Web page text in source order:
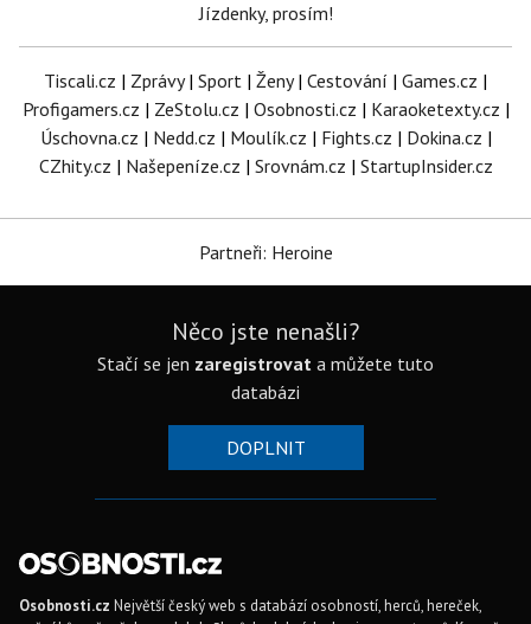
Jízdenky, prosím!
Tiscali.cz | Zprávy| Sport | Ženy| Cestování | Games.cz |
Profigamers.cz | ZeStolu.cz | Osobnosti.cz | Karaoketexty.cz |
Úschovna.cz | Nedd.cz | Moulík.cz | Fights.cz | Dokina.cz |
CZhity.cz | Našepeníze.cz | Srovnám.cz | StartupInsider.cz
Partneři: Heroine
Něco jste nenašli?
Stačí se jen zaregistrovat a můžete tuto
databázi
DOPLNIT
Osobnosti.cz Největší český web s databází osobností, herců, hereček,